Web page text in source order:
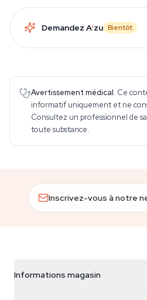
Demandez Aizu Bientôt
Avertissement médical. Ce
informatif uniquement et ne
Consultez un professionnel de
toute substance.
Inscrivez-vous à notre
Informations magasin